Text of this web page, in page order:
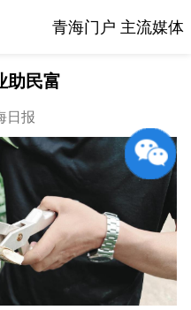
青海门户 主流媒体
助民富
日报